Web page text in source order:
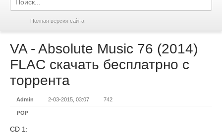
Полная версия сайта
VA - Absolute Music 76 (2014)
FLAC скачать бесплатрно с
торрента
Admin 2-03-2015, 03:07 742
POP
CD 1: